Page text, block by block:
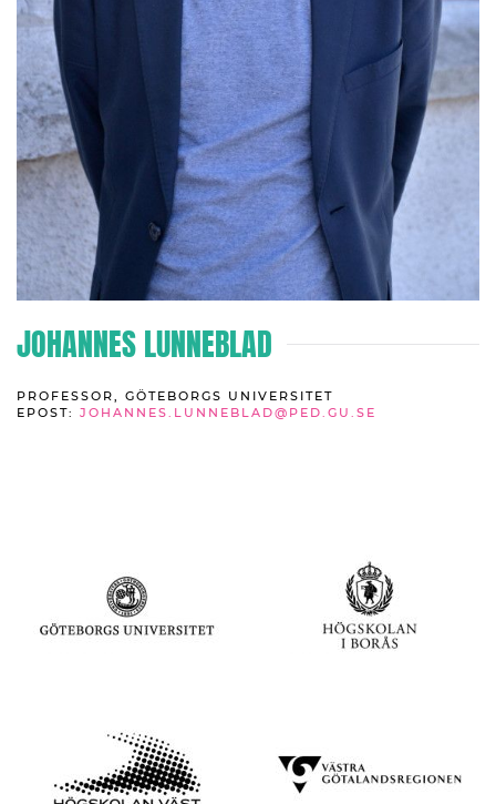
JOHANNES LUNNEBLAD
PROFESSOR, GÖTEBORGS UNIVERSITET
EPOST: JOHANNES.LUNNEBLAD@PED.GU.SE